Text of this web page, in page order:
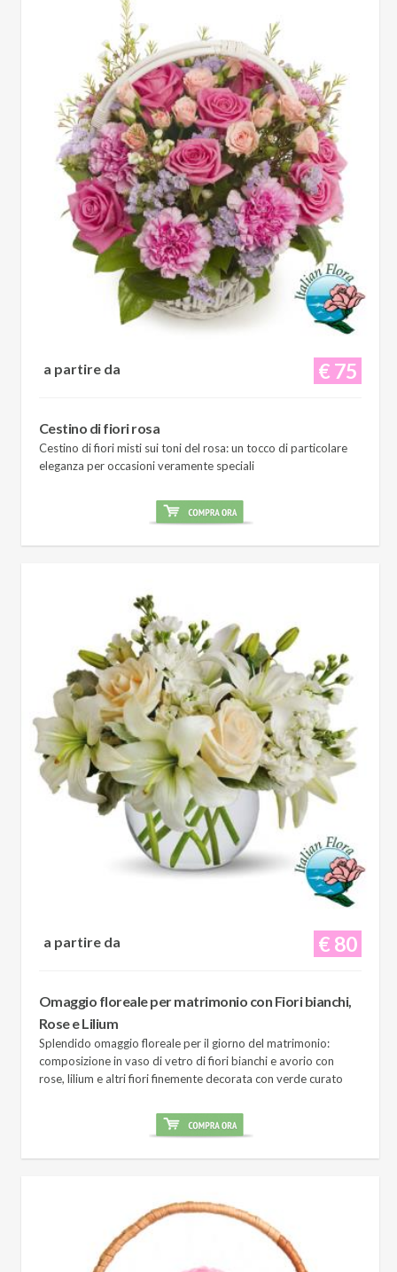
€ 75
a partire da
Cestino di fiori rosa
Cestino di fiori misti sui toni del rosa: un tocco di particolare
eleganza per occasioni veramente speciali
€ 80
a partire da
Omaggio floreale per matrimonio con Fiori bianchi,
Rose e Lilium
Splendido omaggio floreale per il giorno del matrimonio:
composizione in vaso di vetro di fiori bianchi e avorio con
rose, lilium e altri fiori finemente decorata con verde curato